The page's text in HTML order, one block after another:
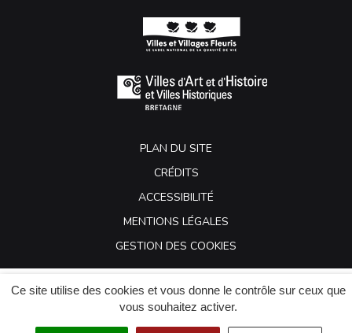
Ce site utilise des cookies et vous donne le contrôle sur ceux que
vous souhaitez activer.
PLAN DU SITE
CRÉDITS
ACCESSIBILITÉ
MENTIONS LÉGALES
GESTION DES COOKIES